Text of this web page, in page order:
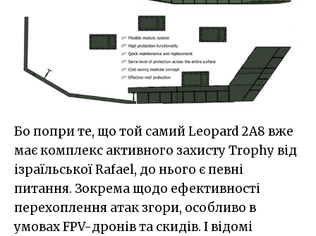
Бо попри те, що той самий Leopard 2A8 вже
має комплекс активного захисту Trophy від
ізраїльської Rafael, до нього є певні
питання. Зокрема щодо ефективності
перехоплення атак згори, особливо в
умовах FPV-дронів та скидів. І відомі